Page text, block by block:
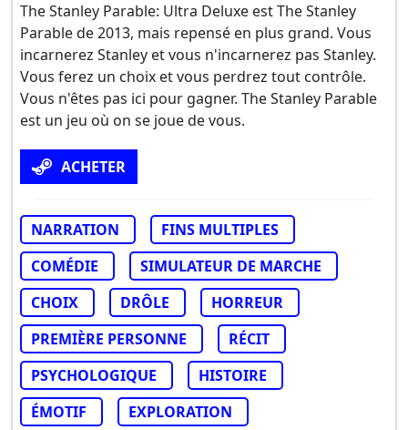
The Stanley Parable: Ultra Deluxe est The Stanley
Parable de 2013, mais repensé en plus grand. Vous
incarnerez Stanley et vous n'incarnerez pas Stanley.
Vous ferez un choix et vous perdrez tout contrôle.
Vous n'êtes pas ici pour gagner. The Stanley Parable
est un jeu où on se joue de vous.
ACHETER
NARRATION
FINS MULTIPLES
COMÉDIE
SIMULATEUR DE MARCHE
CHOIX
DRÔLE
HORREUR
PREMIÈRE PERSONNE
RÉCIT
PSYCHOLOGIQUE
HISTOIRE
ÉMOTIF
EXPLORATION